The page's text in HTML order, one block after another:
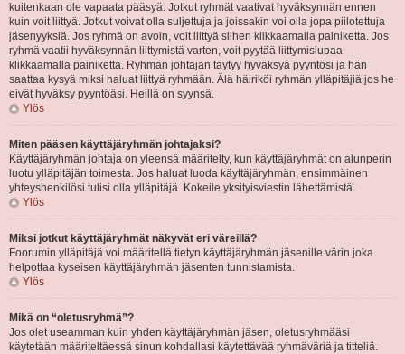
kuitenkaan ole vapaata pääsyä. Jotkut ryhmät vaativat hyväksynnän ennen
kuin voit liittyä. Jotkut voivat olla suljettuja ja joissakin voi olla jopa piilotettuja
jäsenyyksiä. Jos ryhmä on avoin, voit liittyä siihen klikkaamalla painiketta. Jos
ryhmä vaatii hyväksynnän liittymistä varten, voit pyytää liittymislupaa
klikkaamalla painiketta. Ryhmän johtajan täytyy hyväksyä pyyntösi ja hän
saattaa kysyä miksi haluat liittyä ryhmään. Älä häiriköi ryhmän ylläpitäjiä jos he
eivät hyväksy pyyntöäsi. Heillä on syynsä.
Ylös
Miten pääsen käyttäjäryhmän johtajaksi?
Käyttäjäryhmän johtaja on yleensä määritelty, kun käyttäjäryhmät on alunperin
luotu ylläpitäjän toimesta. Jos haluat luoda käyttäjäryhmän, ensimmäinen
yhteyshenkilösi tulisi olla ylläpitäjä. Kokeile yksityisviestin lähettämistä.
Ylös
Miksi jotkut käyttäjäryhmät näkyvät eri väreillä?
Foorumin ylläpitäjä voi määritellä tietyn käyttäjäryhmän jäsenille värin joka
helpottaa kyseisen käyttäjäryhmän jäsenten tunnistamista.
Ylös
Mikä on “oletusryhmä”?
Jos olet useamman kuin yhden käyttäjäryhmän jäsen, oletusryhmääsi
käytetään määriteltäessä sinun kohdallasi käytettävää ryhmäväriä ja titteliä.